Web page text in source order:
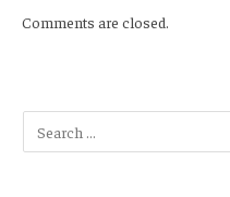
Comments are closed.